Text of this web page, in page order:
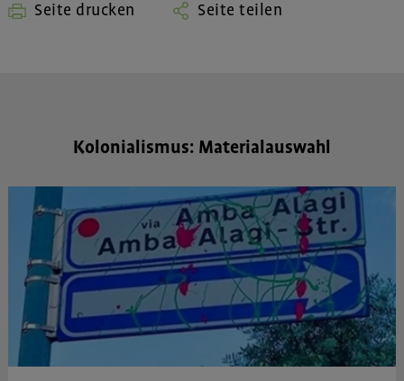
Seite drucken Seite teilen
Kolonialismus: Materialauswahl